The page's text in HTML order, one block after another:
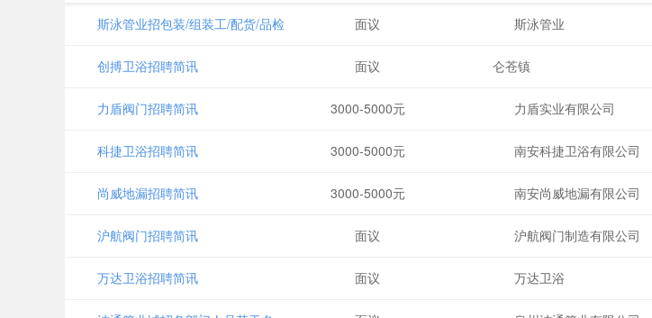
斯泳管业招包装/组装工/配货/品检 面议 斯泳管业
创搏卫浴招聘简讯 面议 仑苍镇
力盾阀门招聘简讯 3000-5000元 力盾实业有限公司
科捷卫浴招聘简讯 3000-5000元 南安科捷卫浴有限公司
尚威地漏招聘简讯 3000-5000元 南安尚威地漏有限公司
沪航阀门招聘简讯 面议 沪航阀门制造有限公司
万达卫浴招聘简讯 面议 万达卫浴